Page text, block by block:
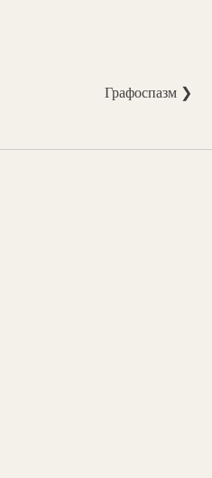
Графоспазм ❯